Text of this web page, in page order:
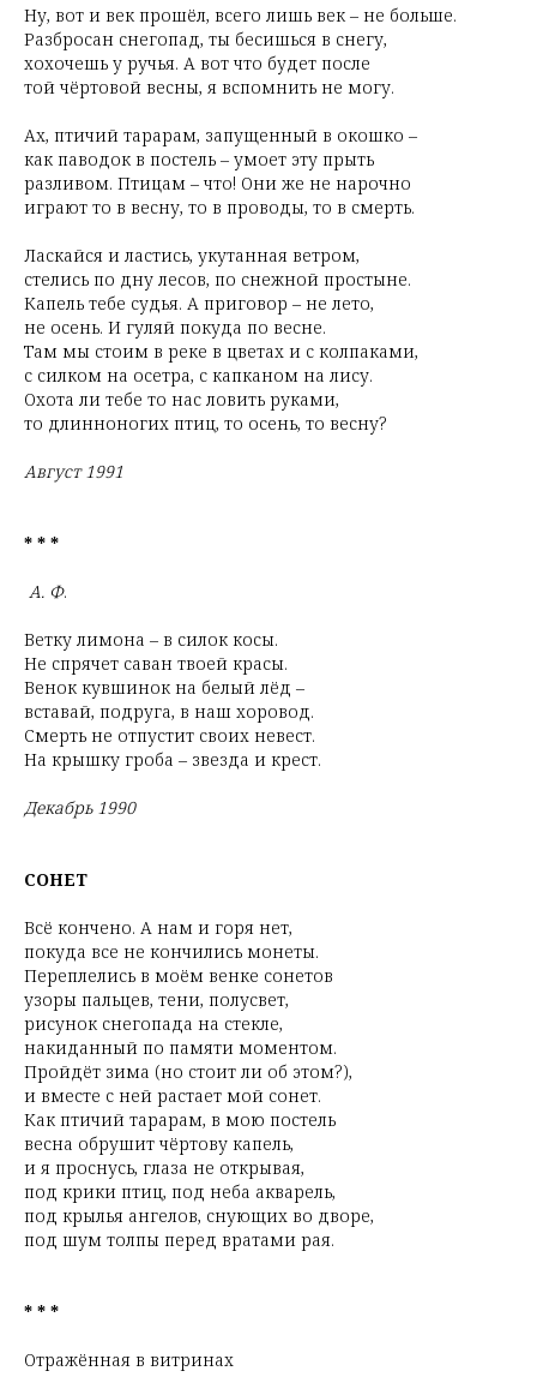
Ну, вот и век прошёл, всего лишь век – не больше.
Разбросан снегопад, ты бесишься в снегу,
хохочешь у ручья. А вот что будет после
той чёртовой весны, я вспомнить не могу.
Ах, птичий тарарам, запущенный в окошко –
как паводок в постель – умоет эту прыть
разливом. Птицам – что! Они же не нарочно
играют то в весну, то в проводы, то в смерть.
Ласкайся и ластись, укутанная ветром,
стелись по дну лесов, по снежной простыне.
Капель тебе судья. А приговор – не лето,
не осень. И гуляй покуда по весне.
Там мы стоим в реке в цветах и с колпаками,
с силком на осетра, с капканом на лису.
Охота ли тебе то нас ловить руками,
то длинноногих птиц, то осень, то весну?
Август 1991
* * *
А. Ф.
Ветку лимона – в силок косы.
Не спрячет саван твоей красы.
Венок кувшинок на белый лёд –
вставай, подруга, в наш хоровод.
Смерть не отпустит своих невест.
На крышку гроба – звезда и крест.
Декабрь 1990
СОНЕТ
Всё кончено. А нам и горя нет,
покуда все не кончились монеты.
Переплелись в моём венке сонетов
узоры пальцев, тени, полусвет,
рисунок снегопада на стекле,
накиданный по памяти моментом.
Пройдёт зима (но стоит ли об этом?),
и вместе с ней растает мой сонет.
Как птичий тарарам, в мою постель
весна обрушит чёртову капель,
и я проснусь, глаза не открывая,
под крики птиц, под неба акварель,
под крылья ангелов, снующих во дворе,
под шум толпы перед вратами рая.
* * *
Отражённая в витринах